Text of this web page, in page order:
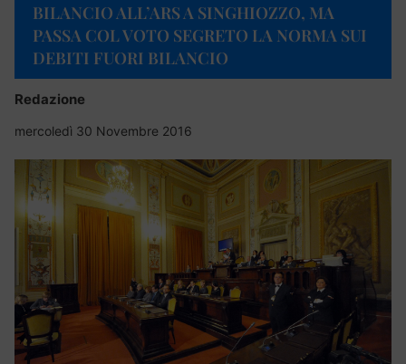
BILANCIO ALL’ARS A SINGHIOZZO, MA
PASSA COL VOTO SEGRETO LA NORMA SUI
DEBITI FUORI BILANCIO
Redazione
mercoledì 30 Novembre 2016